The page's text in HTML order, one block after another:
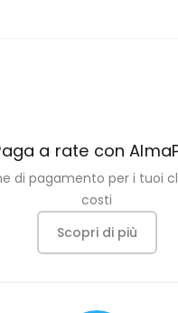
a rate con
di pagamento per i tuoi
costi
Scopri di più